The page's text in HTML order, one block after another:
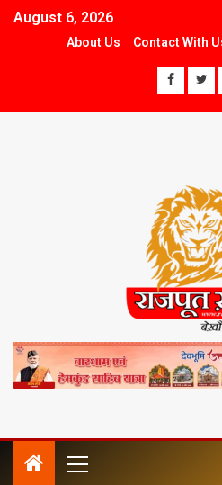
August 6, 2026
About Us Contact With